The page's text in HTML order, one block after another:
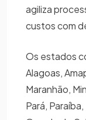
agiliza
custos com
Os estados
Alagoas,
Maranhão,
Pará,